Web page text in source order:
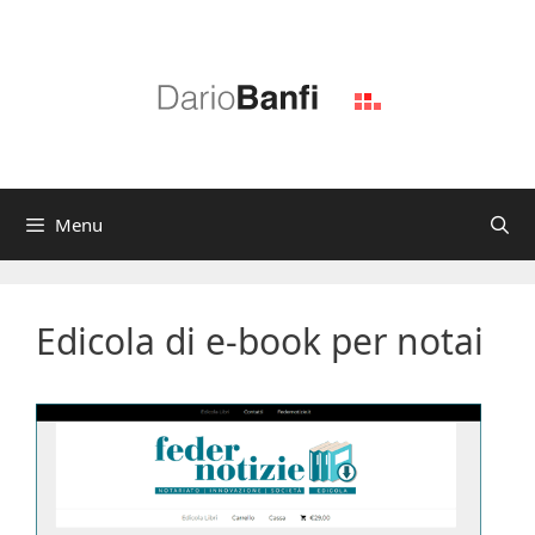
Menu
Edicola di e-book per notai